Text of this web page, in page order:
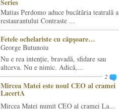
Series
Matias Perdomo aduce bucătăria teatrală a
restaurantului Contraste ...
Fetele ochelariste cu căpșoare…
George Butunoiu
Nu e rea intenție, bravadă, sfidare sau
altceva. Nu e nimic. Adică,...
2
Mircea Matei este noul CEO al cramei
LacertA
Mircea Matei numit CEO al cramei La...